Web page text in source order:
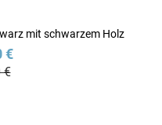
mit schwarzem Holz
€
€